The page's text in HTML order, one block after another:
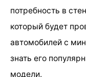
потребность в
который будет
автомобилей с
знать его
модели.